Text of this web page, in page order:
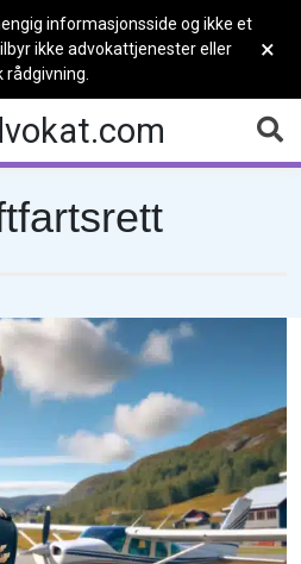
informasjonsside og ikke et
ikke advokattjenester eller
rådgivning.
×